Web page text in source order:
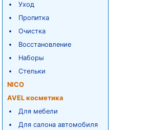
Уход
Пропитка
Очистка
Восстановление
Наборы
Стельки
NICO
AVEL косметика
Для мебели
Для салона автомобиля